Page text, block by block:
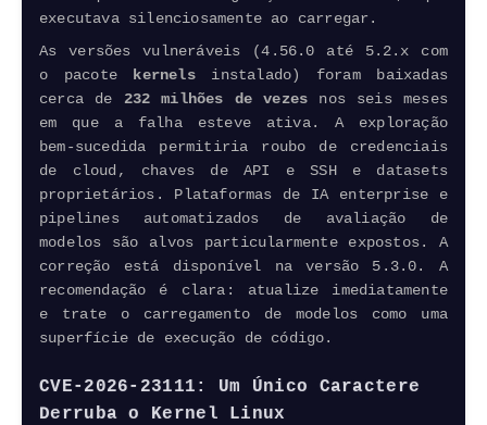
executava silenciosamente ao carregar.
As versões vulneráveis (4.56.0 até 5.2.x com
o pacotekernels instalado) foram baixadas
cerca de 232 milhões de vezes nos seis meses
em que a falha esteve ativa. A exploração
bem-sucedida permitiria roubo de credenciais
de cloud, chaves de API e SSH e datasets
proprietários. Plataformas de IA enterprise e
pipelinesautomatizados de avaliação de
modelos são alvos particularmente expostos. A
correção está disponível na versão 5.3.0. A
recomendação é clara: atualize imediatamente
e trate o carregamento de modelos como uma
superfície de execução de código.
CVE-2026-23111: Um Único Caractere
Derruba o Kernel Linux